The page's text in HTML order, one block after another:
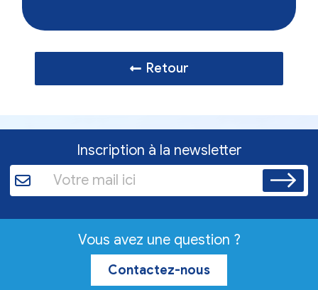
Retour
Inscription à la newsletter
Vous avez une question ?
Contactez-nous